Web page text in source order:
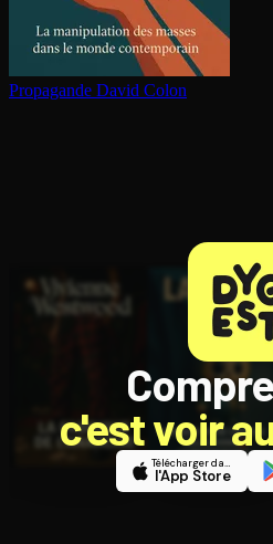
Propagande David Colon
c'est voir
Télécharger dans
l'App Store